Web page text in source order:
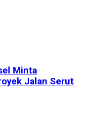
Minta
Jalan Serut